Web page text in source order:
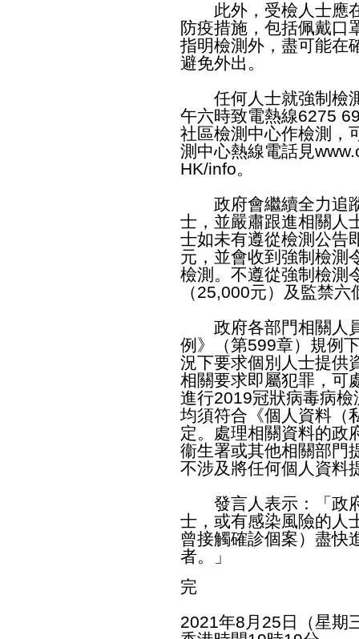
此外，受檢人士應在
防疫措施，包括佩戴口
指明檢測外，盡可能在
避免外出。
任何人士就強制檢測
午六時致電熱線6275
社區檢測中心作檢測，
測中心熱線電話見
HK/info。
政府會繼續全力追蹤
士，並嚴肅跟進相關人
士如未有遵從檢測公告
元，並會收到強制檢測
檢測。不遵從強制檢測
（25,000元）及監禁六
政府各部門相關人員
例》（第599章）規例
況下要求個別人士提供
相關要求即屬犯罪，可
進行2019冠狀病毒病
均須符合《個人資料（
定。處理相關資料的政
衞生署或其他相關部門
不涉及將任何個人資料
發言人表示：「政府
士，或有感染風險的人
曾接觸確診個案）盡快
者。」
完
2021年8月25日（星期